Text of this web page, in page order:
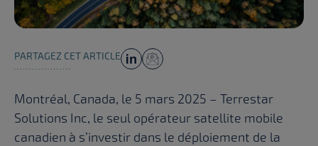
PARTAGEZ CET ARTICLE
Montréal, Canada, le 5 mars 2025 – Terrestar
Solutions Inc, le seul opérateur satellite mobile
canadien à s’investir dans le déploiement de la